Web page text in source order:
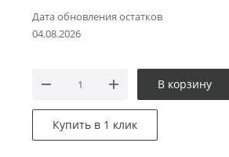
Дата обновления остатков
04.08.2026
В корзину
Купить в 1 клик